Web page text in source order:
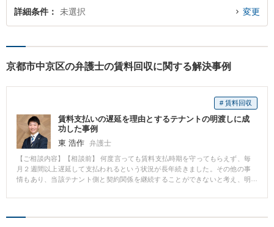
詳細条件 未選択 変更
京都市中京区の弁護士の賃料回収に関する解決事例
# 賃料回収
賃料支払いの遅延を理由とするテナントの明渡しに成
功した事例
東 浩作 弁護士
【ご相談内容】【相談前】 何度言っても賃料支払時期を守ってもらえず、毎
月２週間以上遅延して支払われるという状況が長年続きました。その他の事
情もあり、当該テナント側と契約関係を継続することができないと考え、明
提起することになり、無事勝訴判決を勝ち取ることができました。 【先生の